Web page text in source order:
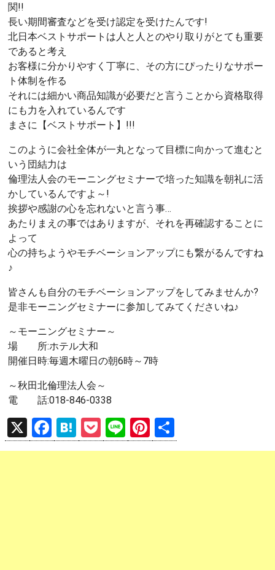
関!!
長い期間審査などを受け認定を受けたんです!
北日本ベストサポートは人と人とのやり取りがとても重要
であると考え
お客様に分かりやすく丁寧に、その方にぴったりなサポー
ト体制を作る
それには細かい商品知識が必要だと言うことから資格取得
にも力を入れているんです
まさに【ベストサポート】!!!
このように会社全体が一丸となって目標に向かって進むと
いう団結力は
倫理法人会のモーニングセミナーで培った知識を朝礼に活
かしているんですよ～!
挨拶や感謝の心を忘れないと言う事…
あたりまえの事ではありますが、それを再確認することに
よって
心の持ちようやモチベーションアップにも繋がるんですね
♪
皆さんも自分のモチベーションアップをしてみませんか?
是非モーニングセミナーに参加してみてくださいね♪
～モーニングセミナー～
場 所:ホテル大和
開催日時:毎週木曜日の朝6時～7時
～秋田北倫理法人会～
電 話:018-846-0338
X
F
a
H
at
P
o
Li
n
Pi
nt 有